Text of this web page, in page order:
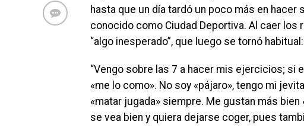
hasta que un día tardó un poco más en
conocido como Ciudad Deportiva. Al caer los
“algo inesperado”, que luego se tornó
“Vengo sobre las 7 a hacer mis ejercicios; si
«me lo como». No soy «pájaro», tengo mi
«matar jugada» siempre. Me gustan más
se vea bien y quiera dejarse coger, pues